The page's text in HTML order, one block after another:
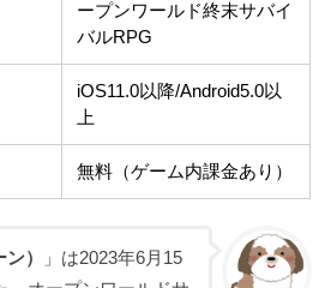
ープンワールド終末サバイ
バルRPG
iOS11.0以降/Android5.0以
上
無料（ゲーム内課金あり）
）
」は2023年6月15